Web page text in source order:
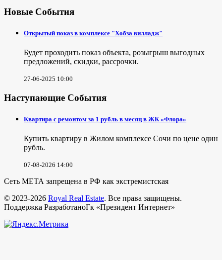
Новые События
Открытый показ в комплексе "Хобза вилладж"
Будет проходить показ объекта, розыгрыш выгодных
предложений, скидки, рассрочки.
27-06-2025 10:00
Наступающие События
Квартира с ремонтом за 1 рубль в месяц в ЖК «Флора»
Купить квартиру в Жилом комплексе Сочи по цене один
рубль.
07-08-2026 14:00
Сеть МЕТА запрещена в РФ как экстремистская
© 2023-2026 Royal Real Estate. Все права защищены.
Поддержка РазработаноГк «Президент Интернет»